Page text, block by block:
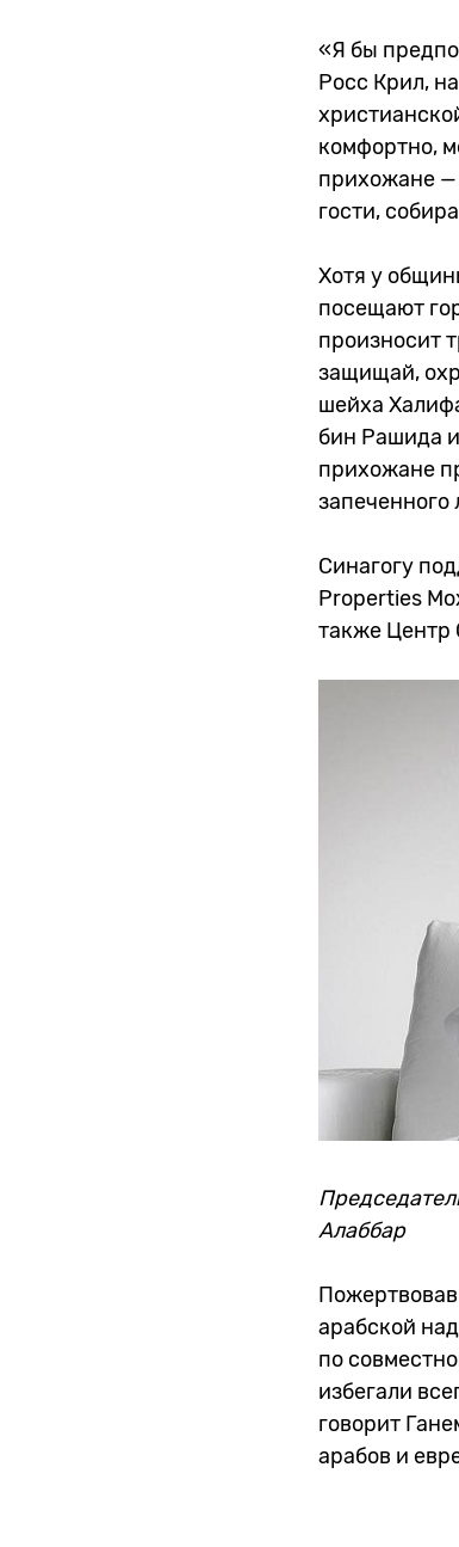
«Я бы
Росс Крил,
комфортно,
прихожане —
гости,
Хотя у
посещают
произносит
защищай,
шейха
бин Рашида
прихожане
запеченного
Синагогу
Properties
также Центр
Алаббар
арабской
по
избегали
говорит
арабов и